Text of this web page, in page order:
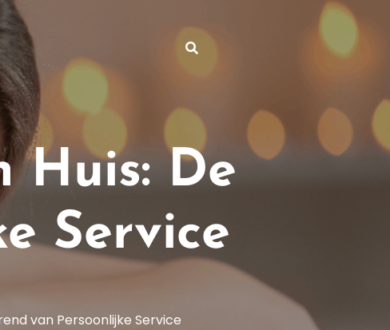
Huis: De
Service
van Persoonlijke Service